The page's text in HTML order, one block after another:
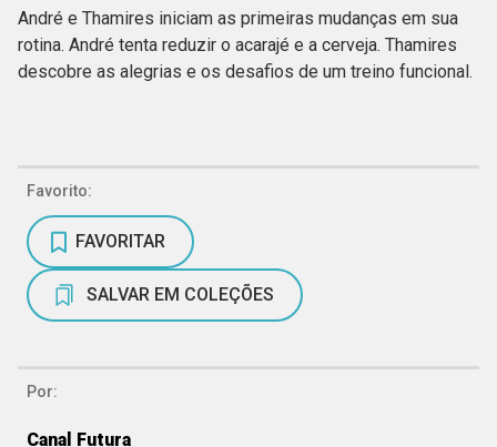
André e Thamires iniciam as primeiras mudanças em sua
rotina. André tenta reduzir o acarajé e a cerveja. Thamires
descobre as alegrias e os desafios de um treino funcional.
Favorito:
FAVORITAR
SALVAR EM COLEÇÕES
Por:
Canal Futura